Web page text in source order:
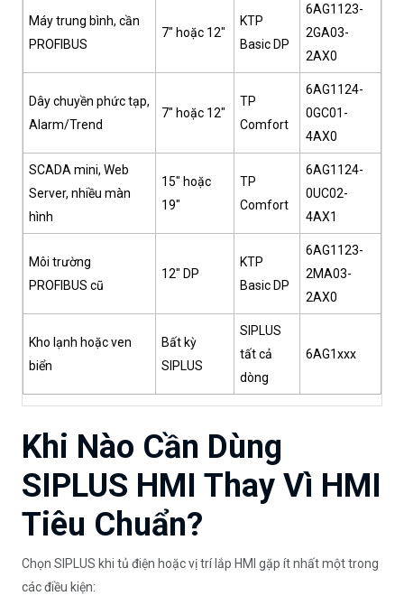
Máy trung bình, cần
PROFIBUS
7" hoặc 12"
KTP
Basic DP
6AG1123-
2GA03-
2AX0
Dây chuyền phức tạp,
Alarm/Trend
7" hoặc 12"
TP
Comfort
6AG1124-
0GC01-
4AX0
SCADA mini, Web
Server, nhiều màn
hình
15" hoặc
19"
TP
Comfort
6AG1124-
0UC02-
4AX1
Môi trường
PROFIBUS cũ
12" DP
KTP
Basic DP
6AG1123-
2MA03-
2AX0
Kho lạnh hoặc ven
biển
Bất kỳ
SIPLUS
SIPLUS
tất cả
dòng
6AG1xxx
Khi Nào Cần Dùng
SIPLUS HMI Thay Vì HMI
Tiêu Chuẩn?
Chọn SIPLUS khi tủ điện hoặc vị trí lắp HMI gặp ít nhất một trong
các điều kiện: